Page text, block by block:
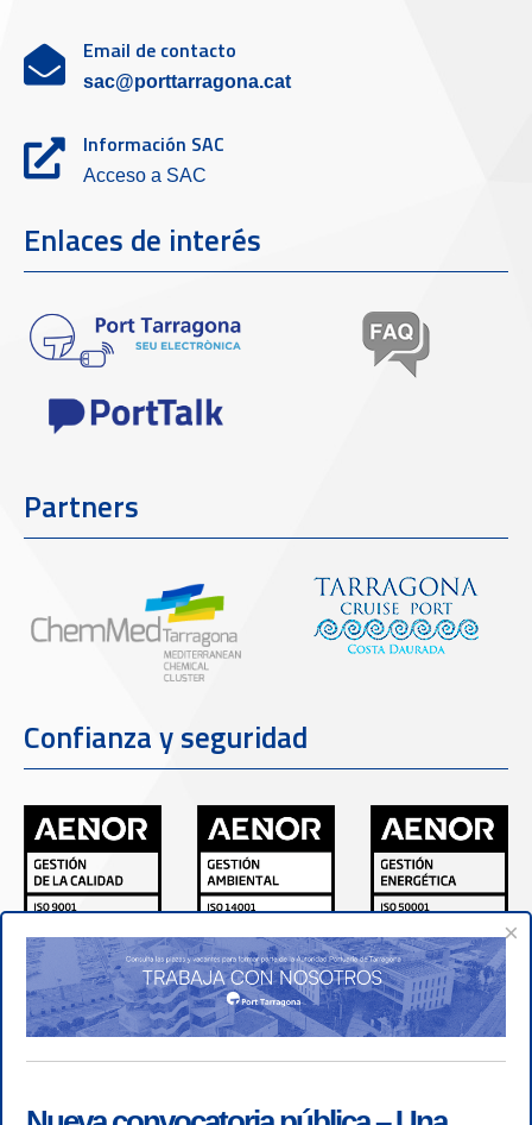
Email de contacto
sac@porttarragona.cat
Información SAC
Acceso a SAC
Enlaces de interés
Partners
Confianza y seguridad
×